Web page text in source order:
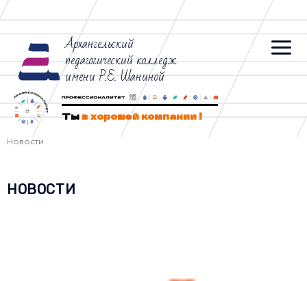
Архангельский
педагогический колледж
имени Р.Е. Шаниной
Тыв хорошей компании !
Новости
НОВОСТИ